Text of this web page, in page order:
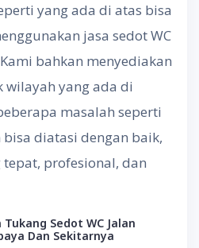
yang ada di atas bisa
jasa sedot WC
bahkan menyediakan
yang ada di
masalah seperti
diatasi dengan baik,
profesional, dan
Sedot WC Jalan
Dan Sekitarnya